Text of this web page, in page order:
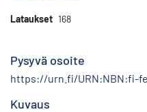
Lataukset 168
Pysyvä osoite
https://urn.fi/URN:NBN:fi-
Kuvaus